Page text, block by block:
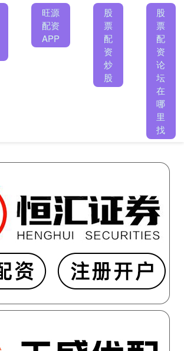
旺源
配资
APP
股
票
配
资
炒
股
股
票
配
资
论
坛
在
哪
里
找